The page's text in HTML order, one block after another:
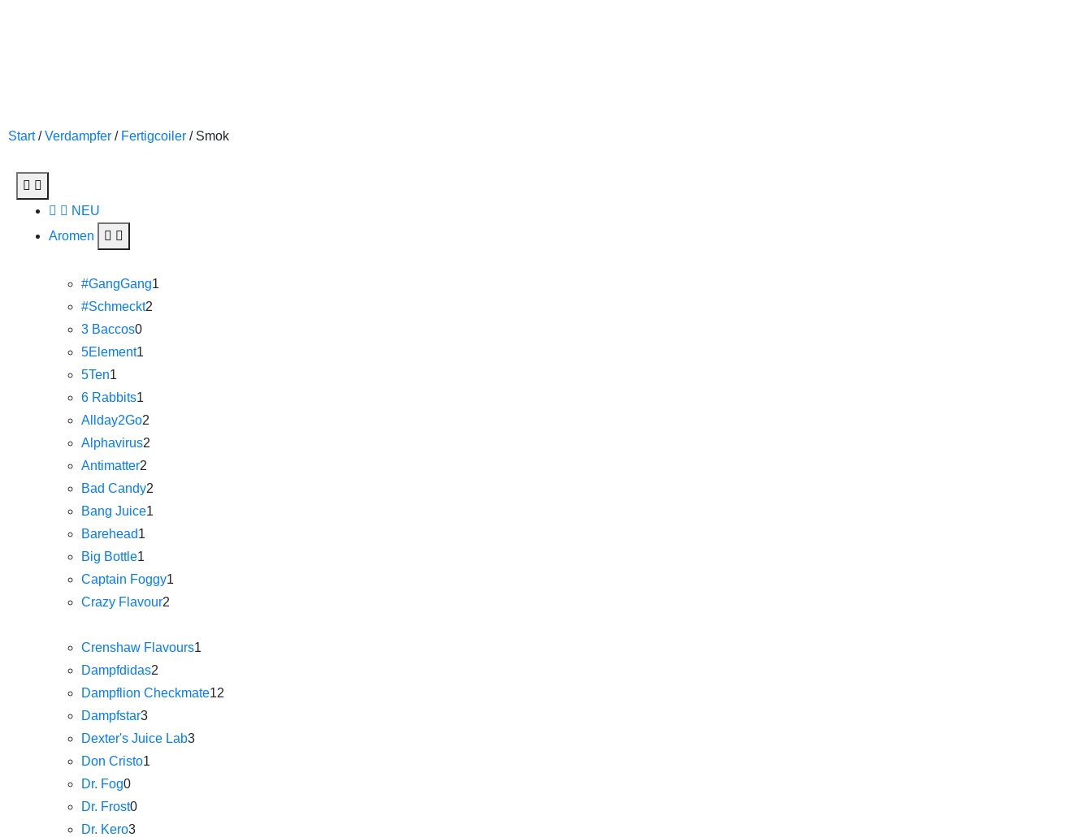
Start/Verdampfer / Fertigcoiler / Smok
NEU
Aromen
#GangGang1
#Schmeckt2
3 Baccos0
5Element1
5Ten1
6 Rabbits1
Allday2Go2
Alphavirus2
Antimatter2
Bad Candy2
Bang Juice1
Barehead1
Big Bottle1
Captain Foggy1
Crazy Flavour2
Crenshaw Flavours1
Dampfdidas2
Dampflion Checkmate12
Dampfstar3
Dexter's Juice Lab3
Don Cristo1
Dr. Fog0
Dr. Frost0
Dr. Kero3